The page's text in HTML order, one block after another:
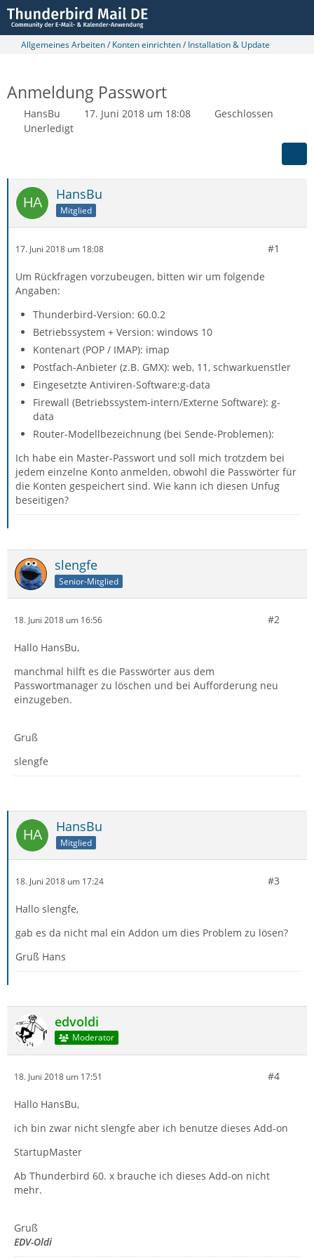
Allgemeines Arbeiten / Konten einrichten / Installation & Update
Anmeldung Passwort
HansBu 17. Juni 2018 um 18:08
Geschlossen
Unerledigt
HansBu
Mitglied
17. Juni 2018 um 18:08 #1
Um Rückfragen vorzubeugen, bitten wir um folgende
Angaben:
Thunderbird-Version: 60.0.2
Betriebssystem + Version: windows 10
Kontenart (POP / IMAP): imap
Postfach-Anbieter (z.B. GMX): web, 11, schwarkuenstler
Eingesetzte Antiviren-Software:g-data
Firewall (Betriebssystem-intern/Externe Software): g-
data
Router-Modellbezeichnung (bei Sende-Problemen):
Ich habe ein Master-Passwort und soll mich trotzdem bei
jedem einzelne Konto anmelden, obwohl die Passwörter für
die Konten gespeichert sind. Wie kann ich diesen Unfug
beseitigen?
slengfe
Senior-Mitglied
18. Juni 2018 um 16:56 #2
Hallo HansBu,
manchmal hilft es die Passwörter aus dem
Passwortmanager zu löschen und bei Aufforderung neu
einzugeben.
Gruß
slengfe
HansBu
Mitglied
18. Juni 2018 um 17:24 #3
Hallo slengfe,
gab es da nicht mal ein Addon um dies Problem zu lösen?
Gruß Hans
edvoldi
Moderator
18. Juni 2018 um 17:51 #4
Hallo HansBu,
ich bin zwar nicht slengfe aber ich benutze dieses Add-on
StartupMaster
Ab Thunderbird 60. x brauche ich dieses Add-on nicht
mehr.
Gruß
EDV-Oldi